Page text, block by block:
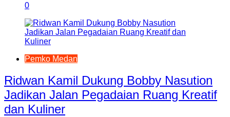
0
Pemko Medan
Ridwan Kamil Dukung Bobby Nasution
Jadikan Jalan Pegadaian Ruang Kreatif
dan Kuliner